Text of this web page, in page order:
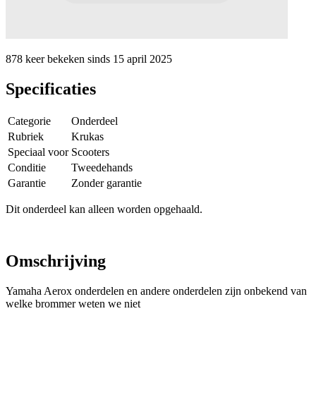
878 keerbekeken sinds 15 april 2025
Specificaties
Categorie
Onderdeel
Rubriek
Krukas
Speciaal voor Scooters
Conditie
Tweedehands
Garantie
Zonder garantie
Dit onderdeel kan alleen worden opgehaald.
Omschrijving
Yamaha Aerox onderdelen en andere onderdelen zijn onbekend van
welke brommer weten we niet